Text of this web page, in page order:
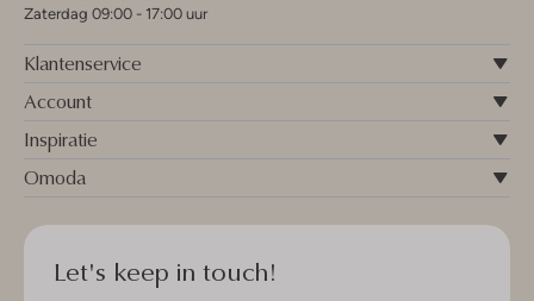
Zaterdag 09:00 - 17:00 uur
Klantenservice
Account
Inspiratie
Omoda
Let's keep in touch!